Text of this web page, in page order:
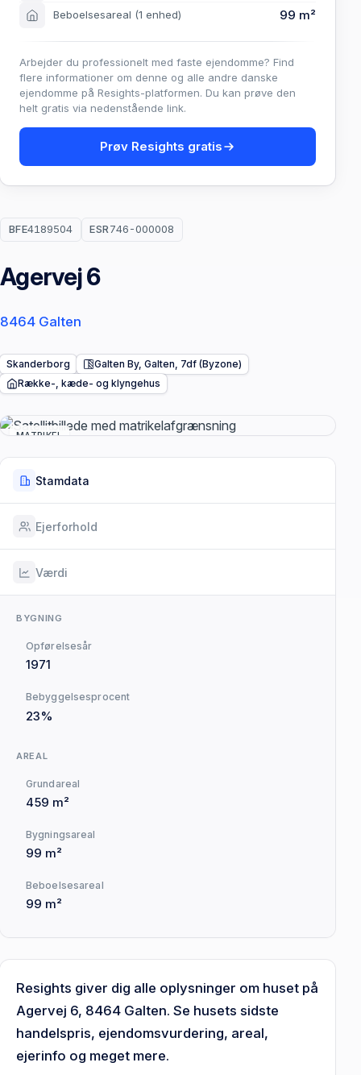
BFE4189504 ESR746-000008
Agervej 6
8464 Galten
Skanderborg
Galten By, Galten, 7df (Byzone)
Række-, kæde- og klyngehus
MATRIKEL
Stamdata
Ejerforhold
Værdi
BYGNING
Opførelsesår
1971
Bebyggelsesprocent
23%
AREAL
Grundareal
459 m²
Bygningsareal
99 m²
Beboelsesareal
99 m²
Resights giver dig alle oplysninger om huset på
Agervej 6, 8464 Galten. Se husets sidste
handelspris, ejendomsvurdering, areal,
ejerinfo og meget mere.
Beboelsesareal (1 enhed) 99 m²
Arbejder du professionelt med faste ejendomme? Find
flere informationer om denne og alle andre danske
ejendomme på Resights-platformen. Du kan prøve den
helt gratis via nedenstående link.
Prøv Resights gratis